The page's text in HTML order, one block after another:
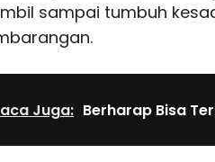
sampai tumbuh
Juga: Berharap Bisa